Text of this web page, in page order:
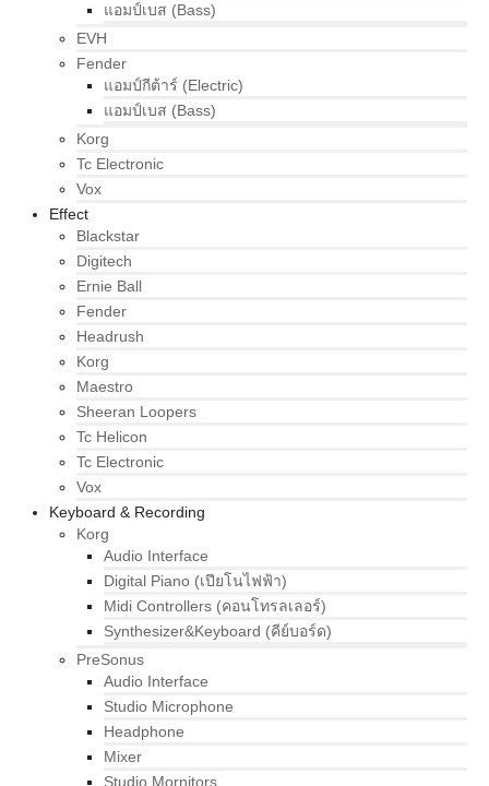
แอมป์เบส (Bass)
EVH
Fender
แอมป์กีต้าร์ (Electric)
แอมป์เบส (Bass)
Korg
Tc Electronic
Vox
Effect
Blackstar
Digitech
Ernie Ball
Fender
Headrush
Korg
Maestro
Sheeran Loopers
Tc Helicon
Tc Electronic
Vox
Keyboard & Recording
Korg
Audio Interface
Digital Piano (เปียโนไฟฟ้า)
Midi Controllers (คอนโทรลเลอร์)
Synthesizer&Keyboard (คีย์บอร์ด)
PreSonus
Audio Interface
Studio Microphone
Headphone
Mixer
Studio Mornitors